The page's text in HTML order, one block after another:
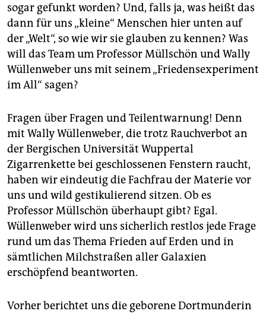
sogar gefunkt worden? Und, falls ja, was heißt das
dann für uns „kleine“ Menschen hier unten auf
der „Welt“, so wie wir sie glauben zu kennen? Was
will das Team um Professor Müllschön und Wally
Wüllenweber uns mit seinem „Friedensexperiment
im All“ sagen?
Fragen über Fragen und Teilentwarnung! Denn
mit Wally Wüllenweber, die trotz Rauchverbot an
der Bergischen Universität Wuppertal
Zigarrenkette bei geschlossenen Fenstern raucht,
haben wir eindeutig die Fachfrau der Materie vor
uns und wild gestikulierend sitzen. Ob es
Professor Müllschön überhaupt gibt? Egal.
Wüllenweber wird uns sicherlich restlos jede Frage
rund um das Thema Frieden auf Erden und in
sämtlichen Milchstraßen aller Galaxien
erschöpfend beantworten.
Vorher berichtet uns die geborene Dortmunderin